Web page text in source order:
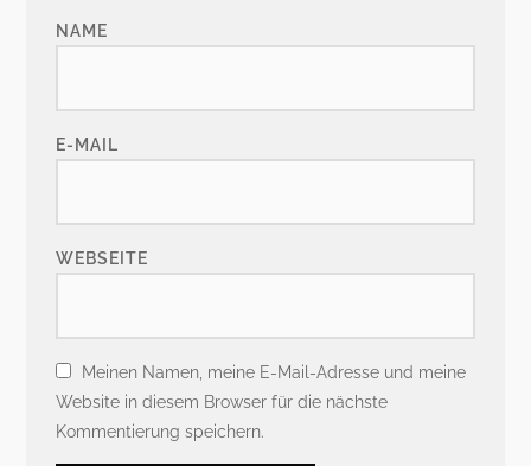
NAME
E-MAIL
WEBSEITE
Meinen Namen, meine E-Mail-Adresse und meine
Website in diesem Browser für die nächste
Kommentierung speichern.